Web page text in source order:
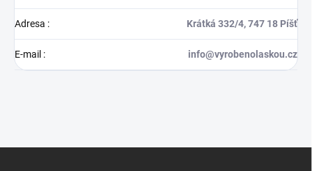
Adresa : Krátká 332/4, 747 18 Píšť
E-mail : info@vyrobenolaskou.cz